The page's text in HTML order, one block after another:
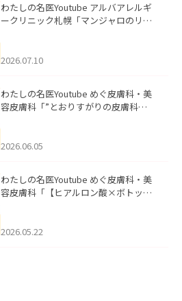
わたしの名医Youtube アルバアレルギ
ークリニック札幌「マンジャロのリア
た。
2026.07.10
わたしの名医Youtube めぐ皮膚科・美
容皮膚科「”とおりすがりの皮膚科
2026.06.05
わたしの名医Youtube めぐ皮膚科・美
容皮膚科「【ヒアルロン酸×ボトック
た。
2026.05.22